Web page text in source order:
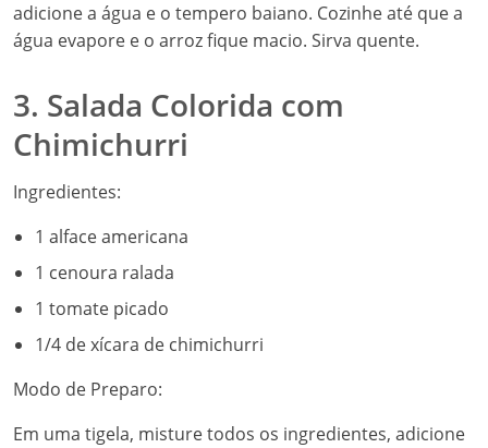
adicione a água e o tempero baiano. Cozinhe até que a
água evapore e o arroz fique macio. Sirva quente.
3. Salada Colorida com
Chimichurri
Ingredientes:
1 alface americana
1 cenoura ralada
1 tomate picado
1/4 de xícara de chimichurri
Modo de Preparo:
Em uma tigela, misture todos os ingredientes, adicione